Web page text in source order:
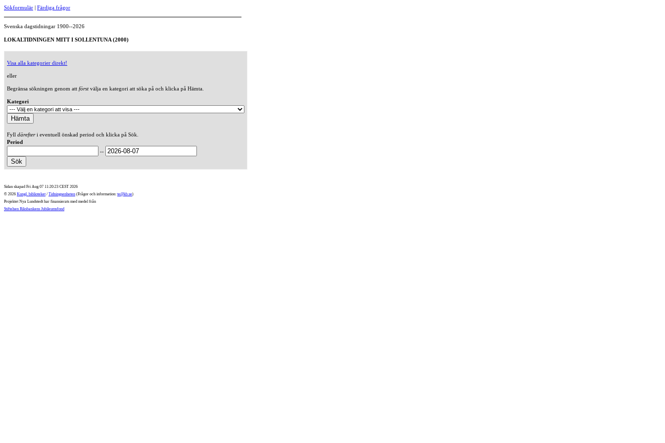
Sökformulär | Färdiga frågor
Svenska dagstidningar 1900--2026
LOKALTIDNINGEN MITT I SOLLENTUNA (2000)
Visa alla kategorier direkt!
eller
Begränsa sökningen genom att förstvälja en kategori att söka på och klicka på Hämta.
Kategori
Fyll därefteri eventuell önskad period och klicka på Sök.
Period
--
Sidan skapad Fri Aug 07 11:20:23 CEST 2026
© 2026 Kungl. biblioteket / Tidningsenheten (Frågor och information: te@kb.se)
Projektet Nya Lundstedt har finansierats med medel från
Stiftelsen Riksbankens Jubileumsfond